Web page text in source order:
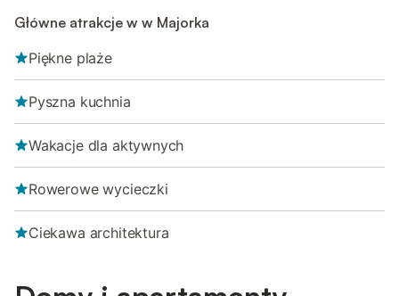
Główne atrakcje w w Majorka
Piękne plaże
Pyszna kuchnia
Wakacje dla aktywnych
Rowerowe wycieczki
Ciekawa architektura